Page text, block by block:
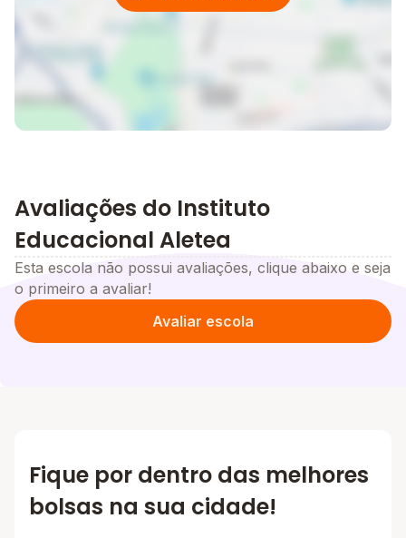
Avaliações do Instituto
Educacional Aletea
Esta escola não possui avaliações, clique abaixo e seja
o primeiro a avaliar!
Avaliar escola
Fique por dentro das melhores
bolsas na sua cidade!